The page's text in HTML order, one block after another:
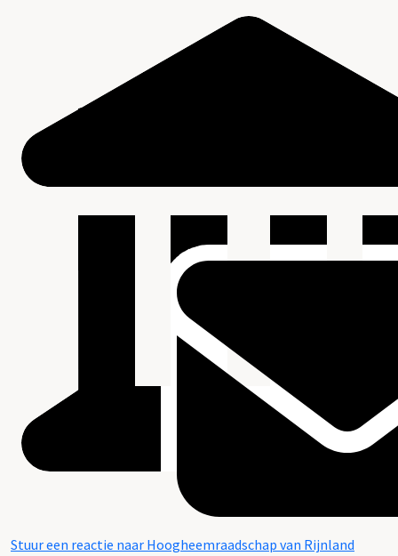
Stuur een reactie naar Hoogheemraadschap van Rijnland